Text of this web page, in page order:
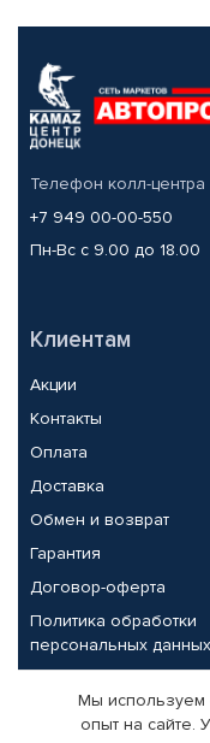
Телефон колл-центра
+7 949 00-00-550
Пн-Вс с 9.00 до 18.00
Клиентам
Акции
Контакты
Оплата
Доставка
Обмен и возврат
Гарантия
Договор-оферта
Политика обработки
персональных данных
Партнерам
Мы используем
опыт на сайте.